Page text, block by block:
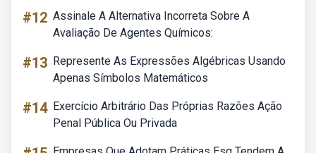
#12 Assinale A Alternativa Incorreta Sobre A
Avaliação De Agentes Químicos:
#13 Represente As Expressões Algébricas Usando
Apenas Símbolos Matemáticos
#14 Exercício Arbitrário Das Próprias Razões Ação
Penal Pública Ou Privada